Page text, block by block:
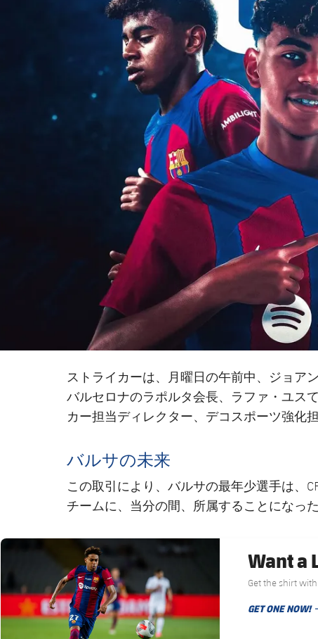
ストライカーは、月曜日の午前中、ジョア
バルセロナのラポルタ会長、ラファ・ユス
カー担当ディレクター、デコスポーツ強化
バルサの未来
この取引により、バルサの最年少選手は、
チームに、当分の間、所属することになった
FC Barcelona club badge
Want a
Get the shirt
GET ONE NOW!
PUBLISHED